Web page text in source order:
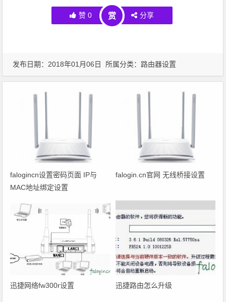
赞 0 赏 分享
发布日期：2018年01月06日 所属分类： 路由器设置
falogincn设置密码页面 IP与
MAC地址绑定设置
falogin.cn官网 无线桥接设置
迅捷网络fw300r设置 迅捷路由怎么升级